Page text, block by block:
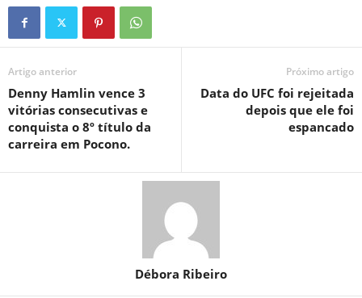
Artigo anterior
Denny Hamlin vence 3
vitórias consecutivas e
conquista o 8º título da
carreira em Pocono.
Próximo artigo
Data do UFC foi rejeitada
depois que ele foi
espancado
Débora Ribeiro